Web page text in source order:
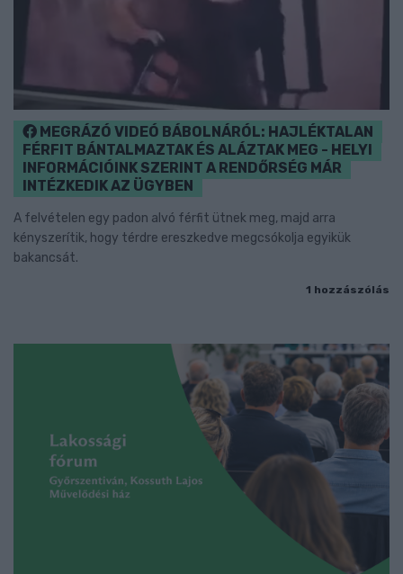
MEGRÁZÓ VIDEÓ BÁBOLNÁRÓL: HAJLÉKTALAN
FÉRFIT BÁNTALMAZTAK ÉS ALÁZTAK MEG - HELYI
INFORMÁCIÓINK SZERINT A RENDŐRSÉG MÁR
INTÉZKEDIK AZ ÜGYBEN
A felvételen egy padon alvó férfit ütnek meg, majd arra
kényszerítik, hogy térdre ereszkedve megcsókolja egyikük
bakancsát.
1 hozzászólás